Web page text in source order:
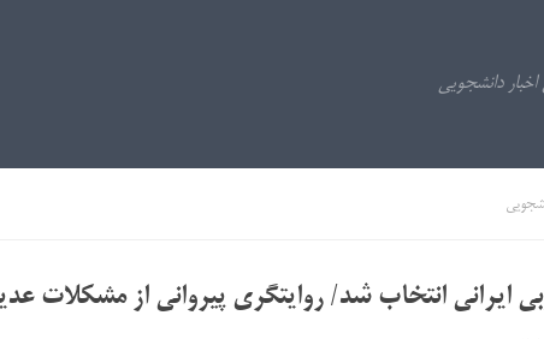
ایرانی انتخاب شد/ روایتگری پیروانی از مشکلات